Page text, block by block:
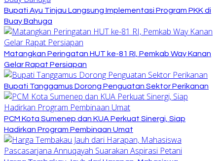
Bupati Ayu Tinjau Langsung Implementasi Program PKK di
Buay Bahuga
Matangkan Peringatan HUT ke-81 RI, Pemkab Way Kanan
Gelar Rapat Persiapan
Bupati Tanggamus Dorong Penguatan Sektor Perikanan
PCM Kota Sumenep dan KUA Perkuat Sinergi, Siap
Hadirkan Program Pembinaan Umat